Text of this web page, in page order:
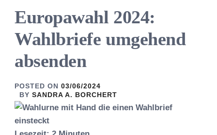
Europawahl 2024:
Wahlbriefe umgehend
absenden
POSTED ON 03/06/2024
BY SANDRA A. BORCHERT